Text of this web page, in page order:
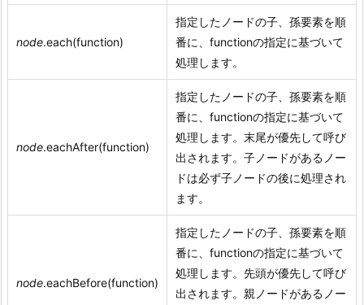
node.each(function)
指定したノードの子、孫要素を順
番に、functionの指定に基づいて
処理します。
node.eachAfter(function)
指定したノードの子、孫要素を順
番に、functionの指定に基づいて
処理します。末尾が優先して呼び
出されます。子ノードがあるノー
ドは必ず子ノードの後に処理され
ます。
node.eachBefore(function)
指定したノードの子、孫要素を順
番に、functionの指定に基づいて
処理します。先頭が優先して呼び
出されます。親ノードがあるノー